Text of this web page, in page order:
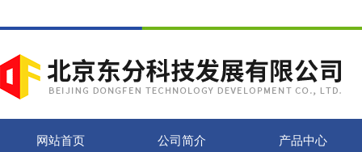
网站首页 公司简介 产品中心